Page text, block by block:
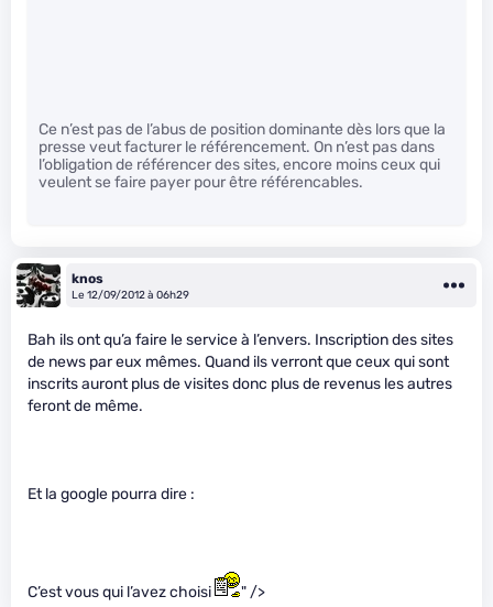
Ce n’est pas de l’abus de position dominante dès lors que la
presse veut facturer le référencement. On n’est pas dans
l’obligation de référencer des sites, encore moins ceux qui
veulent se faire payer pour être référencables.
knos
Le 12/09/2012 à 06h29
Bah ils ont qu’a faire le service à l’envers. Inscription des sites
de news par eux mêmes. Quand ils verront que ceux qui sont
inscrits auront plus de visites donc plus de revenus les autres
feront de même.
Et la google pourra dire :
C’est vous qui l’avez choisi " />